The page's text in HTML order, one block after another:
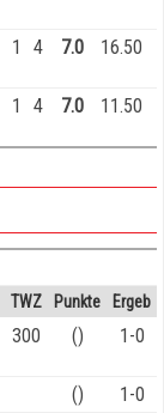
1 4 7.0 16.50
1 4 7.0 11.50
TWZ Punkte Ergeb
300 () 1-0
()
1-0